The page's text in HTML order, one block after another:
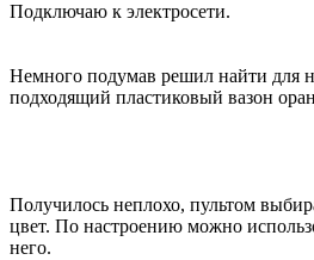
Подключаю к электросети.
Немного подумав решил найти для
подходящий пластиковый вазон
Получилось неплохо, пультом
цвет. По настроению можно
него.